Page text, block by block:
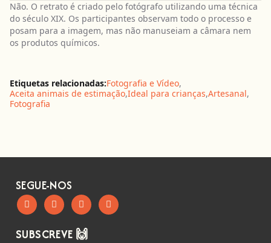
Não. O retrato é criado pelo fotógrafo utilizando uma técnica
do século XIX. Os participantes observam todo o processo e
posam para a imagem, mas não manuseiam a câmara nem
os produtos químicos.
Etiquetas relacionadas:Fotografia e Vídeo,
Aceita animais de estimação,Ideal para crianças,Artesanal,
Fotografia
SEGUE-NOS
SUBSCREVE 🙌